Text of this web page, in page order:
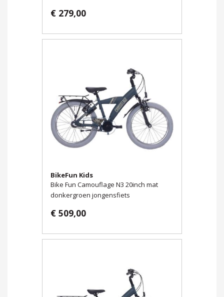
€ 279,00
BikeFun Kids
Bike Fun Camouflage N3 20inch mat
donkergroen jongensfiets
€ 509,00